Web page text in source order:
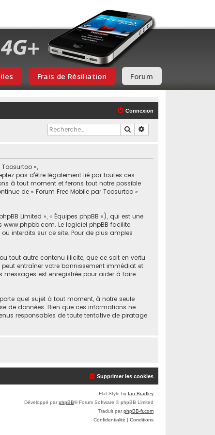
Frais de Résiliation Forum
Connexion
Rechercher
»,
pas d’être légalement lié par toutes ces
à tout moment et ferons tout notre possible
de « Forum Free Mobile par Toosurtoo »
Limited », « Équipes phpBB »), qui est une
www.phpbb.com. Le logiciel phpBB facilite
interdits sur ce site. Pour de plus amples
tout autre contenu illicite, que ce soit en vertu
entraîner votre bannissement immédiat et
messages est enregistrée pour aider à faire
quel sujet à tout moment, à notre seule
de données. Bien que ces informations ne
responsables de toute tentative de piratage
Supprimer les cookies
Flat Style by Ian Bradley
Développé parphpBB® Forum Software © phpBB Limited
Traduit parphpBB-fr.com
Confidentialité
Conditions